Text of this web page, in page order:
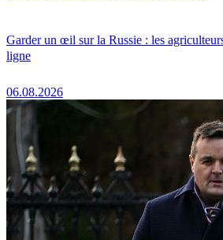
Garder un œil sur la Russie : les
ligne
06.08.2026